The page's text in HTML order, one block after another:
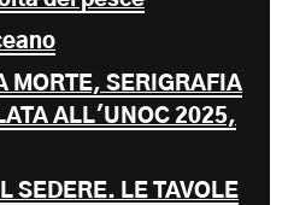
MORTE, SERIGRAFIA
ALL'UNOC 2025,
SEDERE. LE TAVOLE